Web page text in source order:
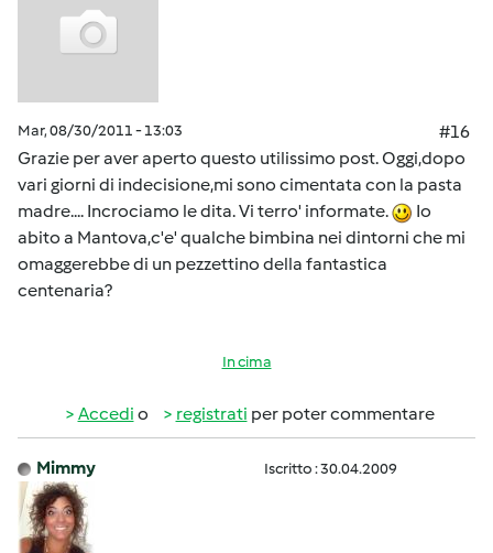
Mar, 08/30/2011 - 13:03
#16
Grazie per aver aperto questo utilissimo post. Oggi,dopo
vari giorni di indecisione,mi sono cimentata con la pasta
madre.... Incrociamo le dita. Vi terro' informate.
Io
abito a Mantova,c'e' qualche bimbina nei dintorni che mi
omaggerebbe di un pezzettino della fantastica
centenaria?
In cima
Accedi o registrati per poter commentare
Mimmy Iscritto : 30.04.2009